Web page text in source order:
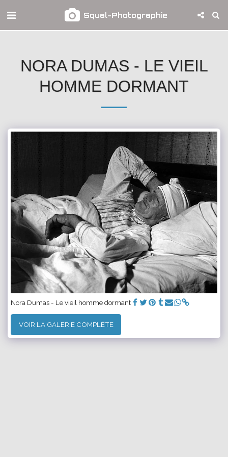
Squal-Photographie
NORA DUMAS - LE VIEIL
HOMME DORMANT
Nora Dumas - Le vieil homme dormant
VOIR LA GALERIE COMPLÈTE